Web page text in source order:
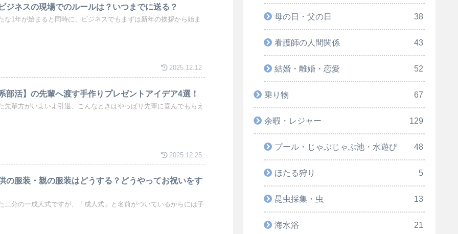
ジネスの現場でのルールは？いつまでに送る？
な1年が始まると同時に、ビジネスでもまずは新年の挨拶から始ま
2025.12.12
部活】の先輩へ渡す手作りプレゼントアイデア4選！
先輩方がいよいよ引退、こんなときはやっぱり先輩に喜んでもらえ
2025.12.25
の服装・親の服装はどうする？どうやってお祝いをす
二分の一成人式ですが、「成人式」と名前がついているからには子
母の日・父の日 38
看護師の人間関係 43
結婚・離婚・恋愛 52
乗り物 67
余暇・レジャー 129
プール・じゃぶじゃぶ池・水遊び 48
ほたる狩り 5
昆虫採集・虫 13
海水浴 21